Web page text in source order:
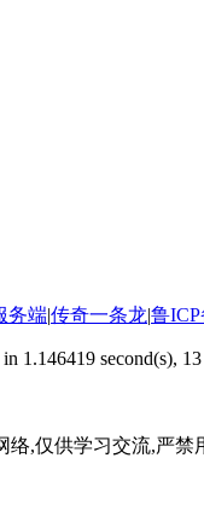
务端|传奇一条龙|鲁ICP
in 1.146419 second(s),
,仅供学习交流,严禁